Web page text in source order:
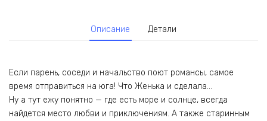
Описание Детали
Если парень, соседи и начальство поют романсы, самое
время отправиться на юга! Что Женька и сделала…
Ну а тут ежу понятно — где есть море и солнце, всегда
найдется место любви и приключениям. А также старинным